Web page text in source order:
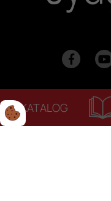
KATALOG